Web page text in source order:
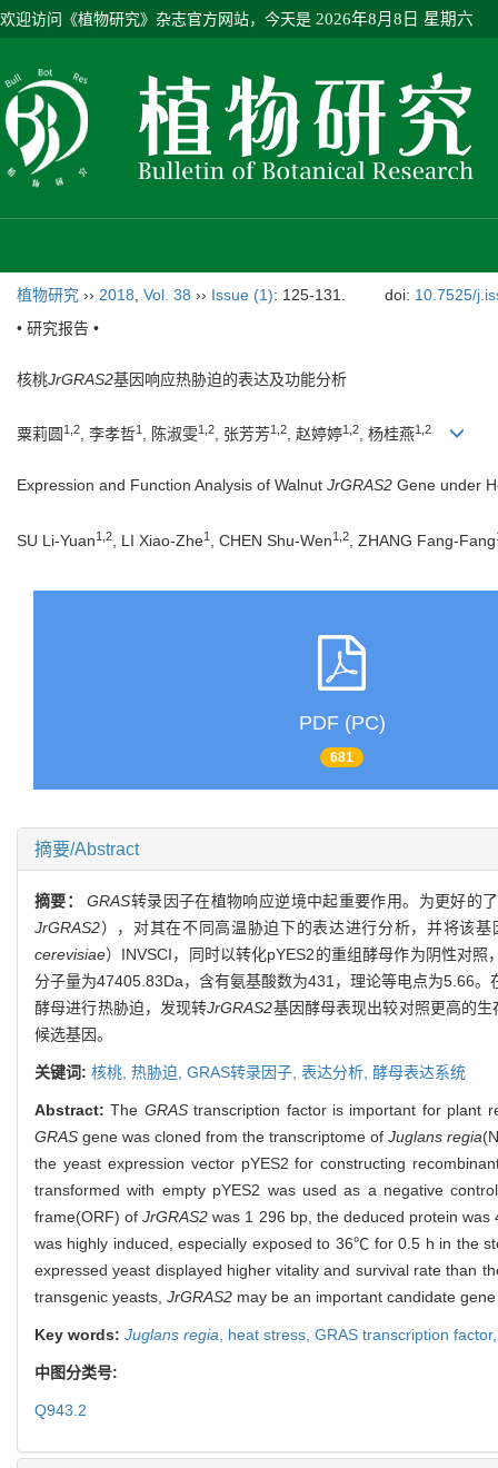
欢迎访问《植物研究》杂志官方网站，今天是 2026年8月8日 星期六
植物研究 ›› 2018 Vol. 38 ›› Issue (1): 125-131. doi: 10.7525/
• 研究报告 •
核桃JrGRAS2基因响应热胁迫的表达及功能分析
粟莉圆 1,2, 李孝哲1 , 陈淑雯1,2, 张芳芳1,2, 赵婷婷1,2, 杨桂燕1,2
Expression and Function Analysis of Walnut JrGRAS2 Gene under
SU Li-Yuan1,2 , LI Xiao-Zhe1 , CHEN Shu-Wen1,2 , ZHANG Fang-Fang
PDF (PC)
681
摘要/Abstract
摘要：GRAS转录因子在植物响应逆境中起重要作用。为更好的
JrGRAS2），对其在不同高温胁迫下的表达进行分析，并将该
cerevisiae）INVSCI，同时以转化pYES2的重组酵母作为阴性对
分子量为47405.83Da，含有氨基酸数为431，理论等电点为5.66。
酵母进行热胁迫，发现转JrGRAS2基因酵母表现出较对照更高的生
候选基因。
关键词: 核桃, 热胁迫, GRAS转录因子, 表达分析, 酵母表达系统
Abstract:The GRAStranscription factor is important for plant
GRAS gene was cloned from the transcriptome ofJuglans regia
the yeast expression vector pYES2 for constructing
transformed with empty pYES2 was used as a negative
frame(ORF) ofJrGRAS2 was 1 296 bp, the deduced protein
was highly induced, especially exposed to 36℃ for 0.5 h in the
expressed yeast displayed higher vitality and survival rate than
transgenic yeasts, JrGRAS2 may be an important candidate
Key words: Juglans regia heat stress, GRAS transcription
中图分类号:
Q943.2